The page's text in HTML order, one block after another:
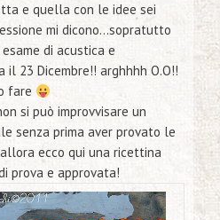
e quella con le idee sei
mi dicono…sopratutto
di acustica e
il 23 Dicembre!! arghhhh O.O!!
fare
si può improvvisare un
senza prima aver provato le
ecco qui una ricettina
prova e approvata!